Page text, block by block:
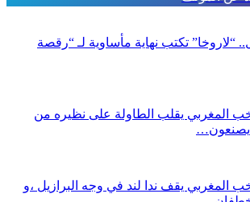
“لاروخا” تكتب نهاية مأساوية لـ “رقصة
2026 ..المنتخب المغربي يقلب الطاولة على نظيره من
2026 ..المنتخب المغربي يقف ندا لند في وجه البرازيل ،و